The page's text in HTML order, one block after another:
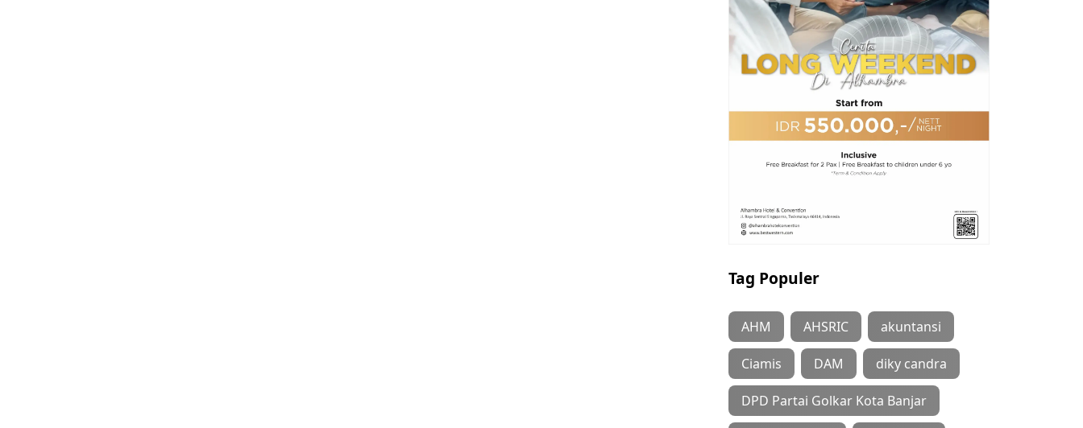
Tag Populer
AHM AHSRIC akuntansi
Ciamis DAM diky candra
DPD Partai Golkar Kota Banjar